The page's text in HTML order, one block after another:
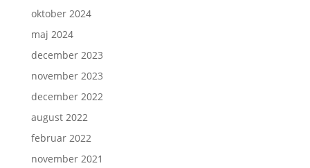
oktober 2024
maj 2024
december 2023
november 2023
december 2022
august 2022
februar 2022
november 2021